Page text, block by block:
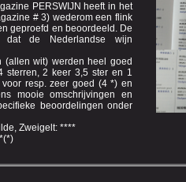
PERSWIJN heeft in het
(allen wit) werden heel goed
sterren, 2 keer 3,5 ster en 1
Zweigelt: ****